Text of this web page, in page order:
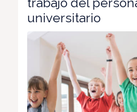
universitario